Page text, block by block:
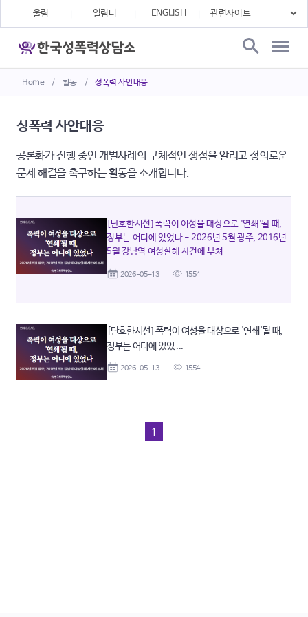
Home / 활동 / 성폭력 사안대응
울림 열림터 ENGLISH
성폭력 사안대응
공론화가 진행 중인 개별사례의 구체적인 쟁점을 알리고 정의로운
문제 해결을 촉구하는 활동을 소개합니다.
[단호한시선] 폭력이 여성을 대상으로 '연쇄'될 때,
정부는 어디에 있었나 - 2026년 5월 광주, 2016년
5월 강남역 여성살해 사건에 부쳐
2026-05-13 1554
[단호한시선] 폭력이 여성을 대상으로 '연쇄'될 때,
정부는 어디에 있었 ...
2026-05-13 1554
1